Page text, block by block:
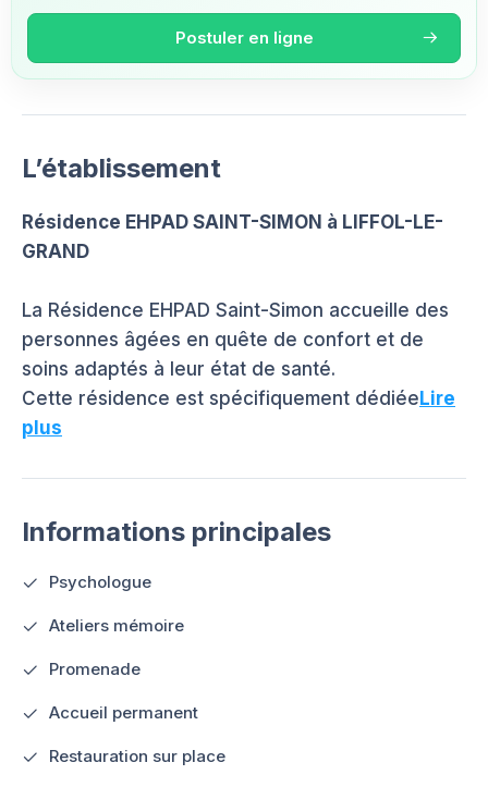
Postuler en ligne
L’établissement
Résidence EHPAD SAINT-SIMON à LIFFOL-LE-
GRAND
La Résidence EHPAD Saint-Simon accueille des
personnes âgées en quête de confort et de
soins adaptés à leur état de santé.
Cette résidence est spécifiquement dédiéeLire
plus
Informations principales
Psychologue
Ateliers mémoire
Promenade
Accueil permanent
Restauration sur place